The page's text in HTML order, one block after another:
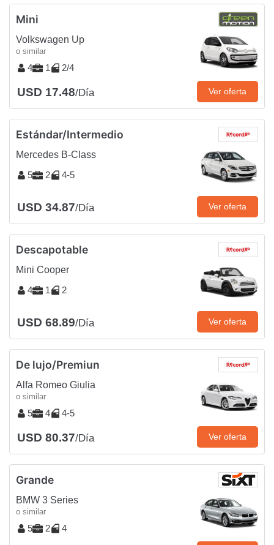
Mini
Volkswagen Up
o similar
4 1 2/4
USD 17.48/Día Ver oferta
Estándar/Intermedio
Mercedes B-Class
5
2 4-5
USD 34.87/Día Ver oferta
Descapotable
Mini Cooper
4
1 2
USD 68.89/Día Ver oferta
De lujo/Premiun
Alfa Romeo Giulia
o similar
5 4 4-5
USD 80.37/Día Ver oferta
Grande
BMW 3 Series
o similar
5 2 4